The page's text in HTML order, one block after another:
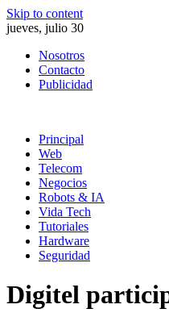
Skip to content
jueves, julio 30
Nosotros
Contacto
Publicidad
Principal
Web
Telecom
Negocios
Robots & IA
Vida Tech
Tutoriales
Hardware
Seguridad
Digitel